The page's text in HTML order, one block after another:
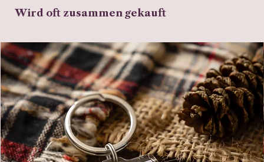
Wird oft zusammen gekauft